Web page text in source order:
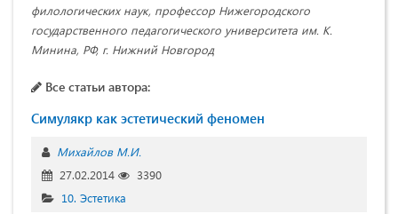
филологических наук, профессор Нижегородского
государственного педагогического университета им. К.
Минина, РФ, г. Нижний Новгород
Все статьи автора:
Симулякр как эстетический феномен
Михайлов М.И.
27.02.2014
3390
10. Эстетика